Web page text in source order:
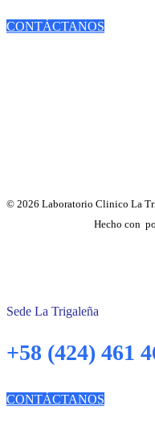
CONTÁCTANOS
© 2026 Laboratorio Clinico La
Hecho con
Sede La Trigaleña
+58 (424) 461
CONTÁCTANOS